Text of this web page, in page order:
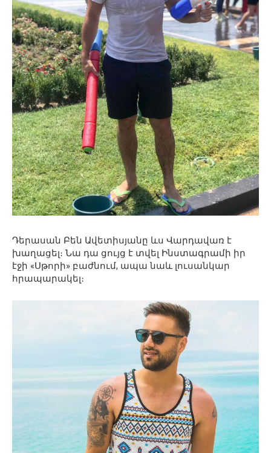
Դերասան Բեն Ավետիսյանը ևս Վարդավառ է
խաղացել։ Նա դա ցույց է տվել Ինստագրամի իր
էջի «Սթորի» բաժնում, ապա նաև լուսանկար
հրապարակել։